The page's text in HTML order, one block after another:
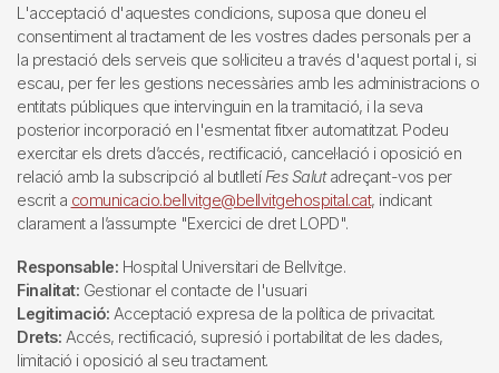
L'acceptació d'aquestes condicions, suposa que doneu el
consentiment al tractament de les vostres dades personals per a
la prestació dels serveis que sol·liciteu a través d'aquest portal i, si
escau, per fer les gestions necessàries amb les administracions o
entitats públiques que intervinguin en la tramitació, i la seva
posterior incorporació en l'esmentat fitxer automatitzat. Podeu
exercitar els drets d’accés, rectificació, cancel·lació i oposició en
relació amb la subscripció al butlletí Fes Salutadreçant-vos per
escrit a comunicacio.bellvitge@bellvitgehospital.cat, indicant
clarament a l’assumpte "Exercici de dret LOPD".
Responsable: Hospital Universitari de Bellvitge.
Finalitat: Gestionar el contacte de l'usuari
Legitimació: Acceptació expresa de la política de privacitat.
Drets: Accés, rectificació, supresió i portabilitat de les dades,
limitació i oposició al seu tractament.